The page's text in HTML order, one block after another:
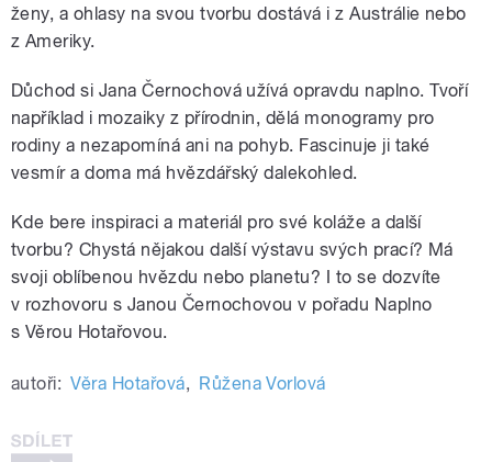
ženy, a ohlasy na svou tvorbu dostává i z Austrálie nebo
z Ameriky.
Důchod si Jana Černochová užívá opravdu naplno. Tvoří
například i mozaiky z přírodnin, dělá monogramy pro
rodiny a nezapomíná ani na pohyb. Fascinuje ji také
vesmír a doma má hvězdářský dalekohled.
Kde bere inspiraci a materiál pro své koláže a další
tvorbu? Chystá nějakou další výstavu svých prací? Má
svoji oblíbenou hvězdu nebo planetu? I to se dozvíte
v rozhovoru s Janou Černochovou v pořadu Naplno
s Věrou Hotařovou.
autoři: Věra Hotařová, Růžena Vorlová